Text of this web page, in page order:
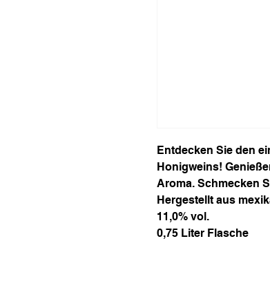
Entdecken Sie den
Honigweins!
Aroma. Schmecken
Hergestellt aus
11,0% vol.
0,75 Liter Flasche